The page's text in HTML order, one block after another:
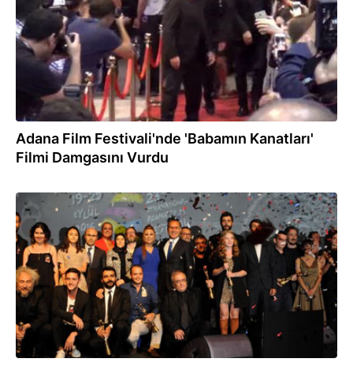
Adana Film Festivali'nde 'Babamın Kanatları'
Filmi Damgasını Vurdu
24.09.2016